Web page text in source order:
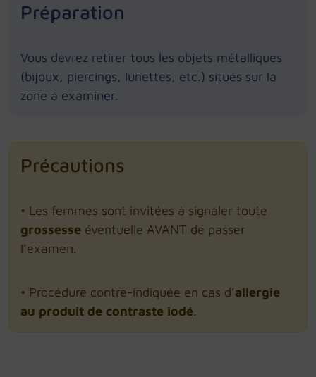
Préparation
Vous devrez retirer tous les objets métalliques
(bijoux, piercings, lunettes, etc.) situés sur la
zone à examiner.
Précautions
• Les femmes sont invitées à signaler toute
grossesse éventuelle AVANT de passer
l’examen.
• Procédure contre-indiquée en cas d’allergie
au produit de contraste iodé.